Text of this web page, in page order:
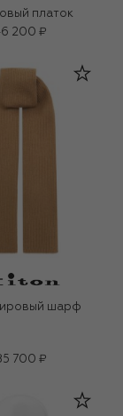
платок
200 ₽
шарф
700 ₽